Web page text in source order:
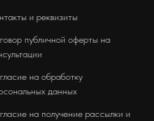
и реквизиты
публичной оферты на
на обработку
данных
на получение рассылки и